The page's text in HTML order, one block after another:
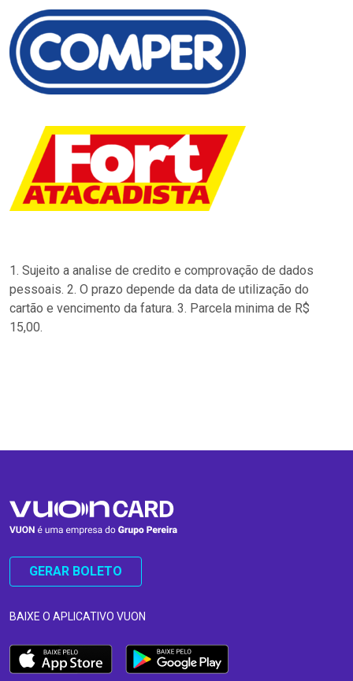
1. Sujeito a analise de credito e comprovação de dados
pessoais. 2. O prazo depende da data de utilização do
cartão e vencimento da fatura. 3. Parcela minima de R$
15,00.
GERAR BOLETO
BAIXE O APLICATIVO VUON